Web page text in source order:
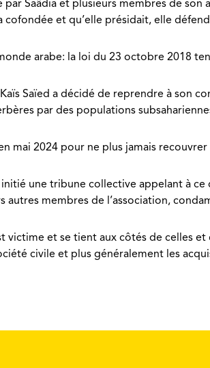
Saâdia et plusieurs membres de son
cofondée et qu’elle présidait, elle
arabe: la loi du 23 octobre 2018
Saïed a décidé de reprendre à son
par des populations
mai 2024 pour ne plus jamais
une tribune collective appelant à ce
membres de l’association,
et se tient aux côtés de celles
civile et plus généralement les